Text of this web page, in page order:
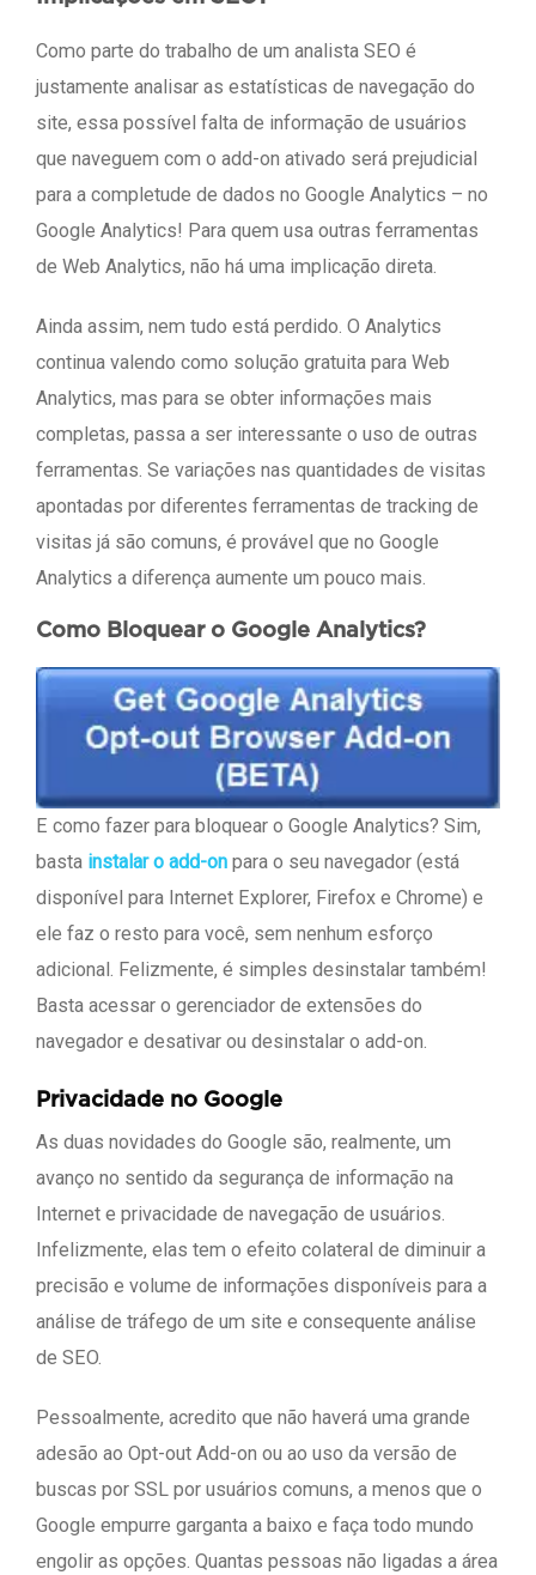
Como parte do trabalho de um analista SEO é
justamente analisar as estatísticas de navegação do
site, essa possível falta de informação de usuários
que naveguem com o add-on ativado será prejudicial
para a completude de dados no Google Analytics – no
Google Analytics! Para quem usa outras ferramentas
de Web Analytics, não há uma implicação direta.
Ainda assim, nem tudo está perdido. O Analytics
continua valendo como solução gratuita para Web
Analytics, mas para se obter informações mais
completas, passa a ser interessante o uso de outras
ferramentas. Se variações nas quantidades de visitas
apontadas por diferentes ferramentas de tracking de
visitas já são comuns, é provável que no Google
Analytics a diferença aumente um pouco mais.
Como Bloquear o Google Analytics?
E como fazer para bloquear o Google Analytics? Sim,
basta instalar o add-on para o seu navegador (está
disponível para Internet Explorer, Firefox e Chrome) e
ele faz o resto para você, sem nenhum esforço
adicional. Felizmente, é simples desinstalar também!
Basta acessar o gerenciador de extensões do
navegador e desativar ou desinstalar o add-on.
Privacidade no Google
As duas novidades do Google são, realmente, um
avanço no sentido da segurança de informação na
Internet e privacidade de navegação de usuários.
Infelizmente, elas tem o efeito colateral de diminuir a
precisão e volume de informações disponíveis para a
análise de tráfego de um site e consequente análise
de SEO.
Pessoalmente, acredito que não haverá uma grande
adesão ao Opt-out Add-on ou ao uso da versão de
buscas por SSL por usuários comuns, a menos que o
Google empurre garganta a baixo e faça todo mundo
engolir as opções. Quantas pessoas não ligadas a área